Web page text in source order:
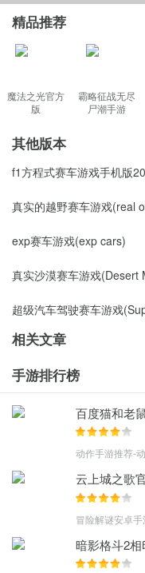
开新车，挑战各种驾驶任
1、接触空气按钮加速;触摸
2、为您提供独特的驾驶
3、你开得越快，得到的分
4、玩家也可以根据自己
您的汽车在公路上行驶
5、在充满挑战的任务上
同摄像头模式的实况赛车
游戏亮点
1、平滑和逼真的汽车搬运
2、3详细环境：沙漠、雪
3、通过油漆和车轮进行基
4、20+不同的汽车选择不
5、丰富的交通类型，包
6、4种游戏模式：无休止
精品推荐
魔法之光官方
版
霸略征战无尽
尸潮手游
其他版本
f1方程式赛车游戏手机版
真实的越野赛车游戏(real
exp赛车游戏(exp cars)
真实沙漠赛车游戏(Desert
超级汽车驾驶赛车游戏
相关文章
手游排行榜
百度猫和老
动作手游推荐-
云上城之歌
冒险解谜安卓
暗影格斗2相